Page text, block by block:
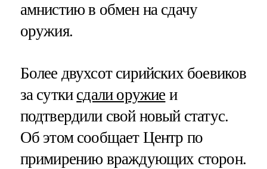
амнистию в обмен на сдачу
оружия.
Более двухсот сирийских боевиков
за сутки сдали оружие и
подтвердили свой новый статус.
Об этом сообщает Центр по
примирению враждующих сторон.